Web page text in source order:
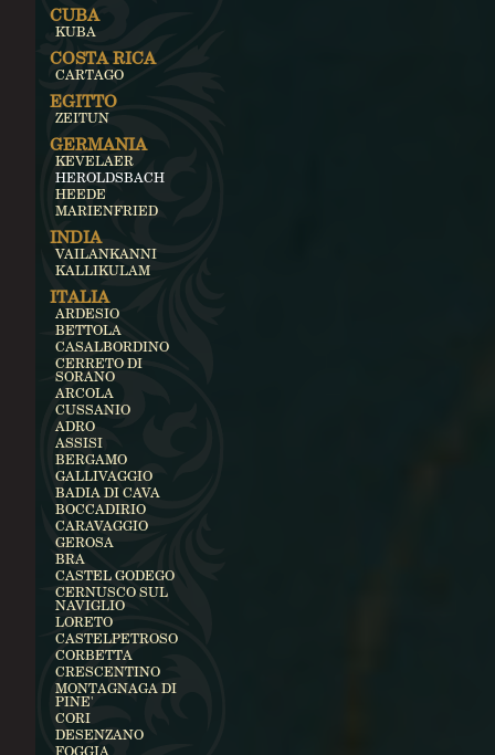
CUBA
KUBA
COSTA RICA
CARTAGO
EGITTO
ZEITUN
GERMANIA
KEVELAER
HEROLDSBACH
HEEDE
MARIENFRIED
INDIA
VAILANKANNI
KALLIKULAM
ITALIA
ARDESIO
BETTOLA
CASALBORDINO
CERRETO DI
SORANO
ARCOLA
CUSSANIO
ADRO
ASSISI
BERGAMO
GALLIVAGGIO
BADIA DI CAVA
BOCCADIRIO
CARAVAGGIO
GEROSA
BRA
CASTEL GODEGO
CERNUSCO SUL
NAVIGLIO
LORETO
CASTELPETROSO
CORBETTA
CRESCENTINO
MONTAGNAGA DI
PINE'
CORI
DESENZANO
FOGGIA